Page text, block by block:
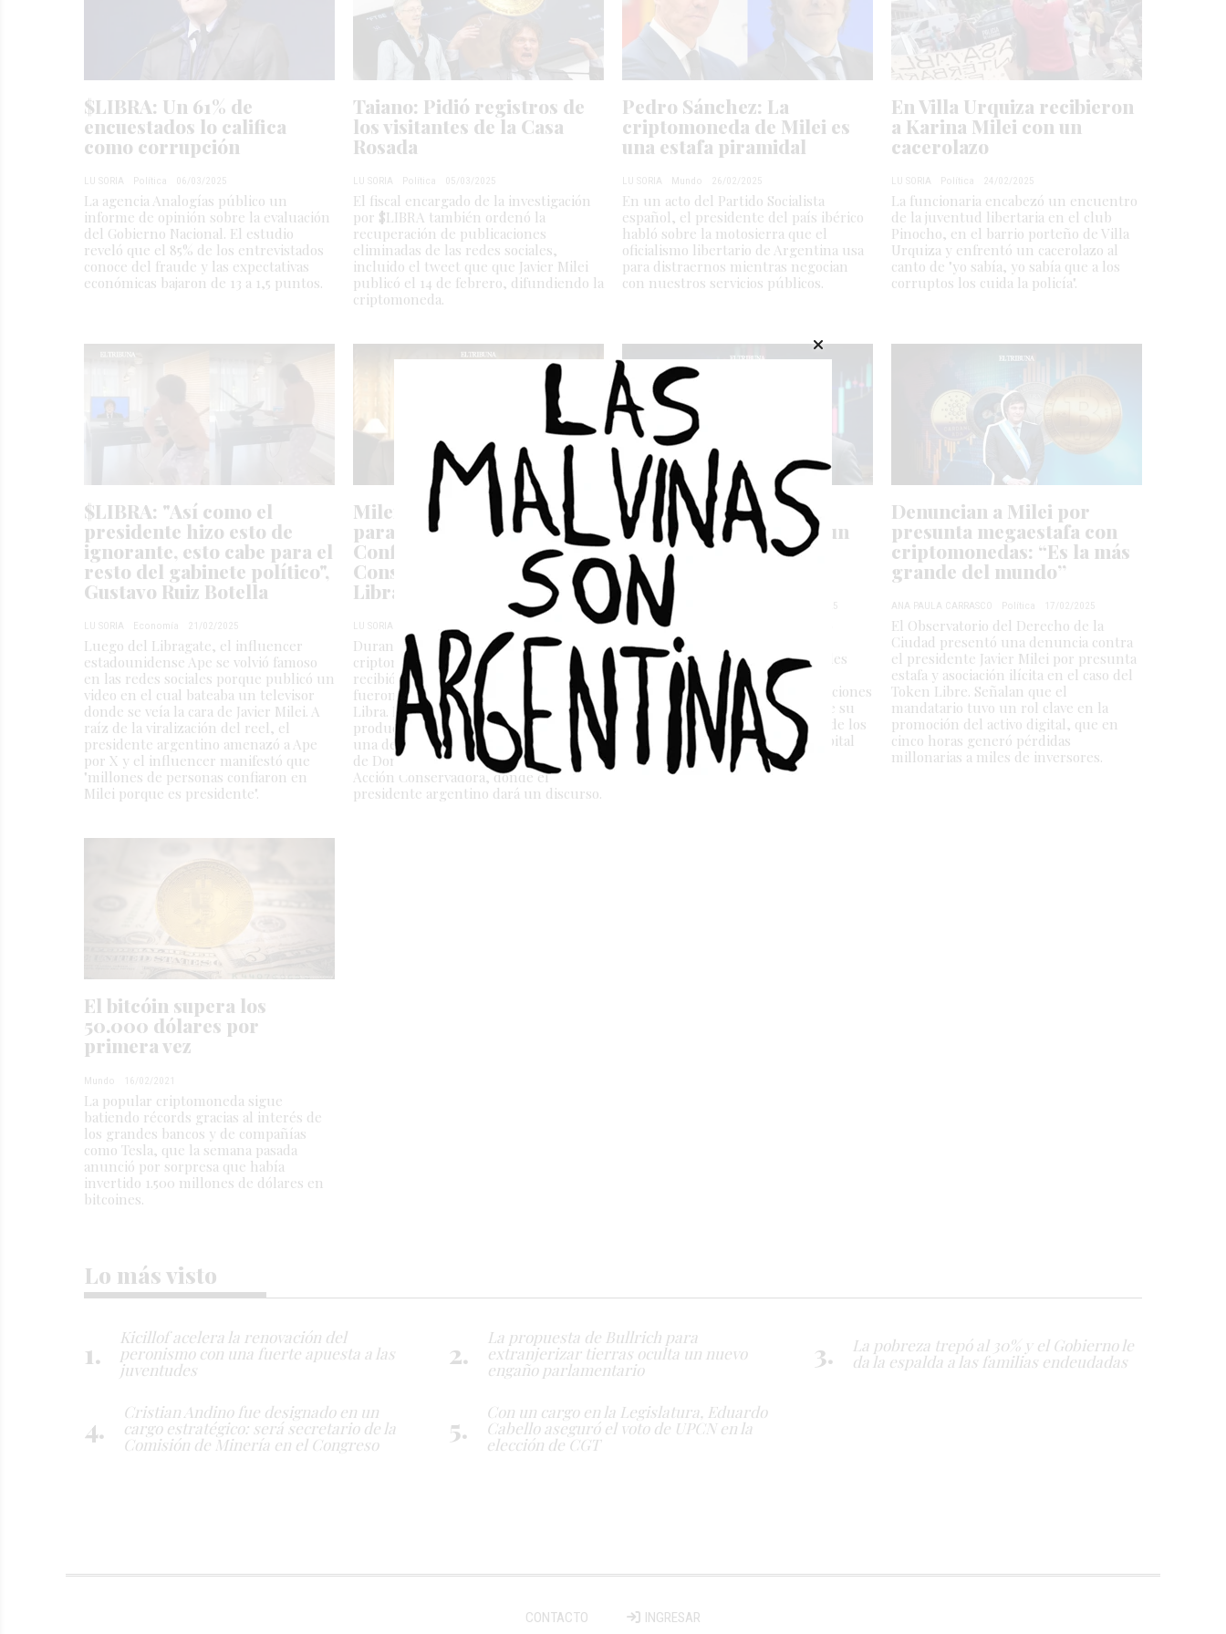
$LIBRA: Un 61% de
encuestados lo califica
como corrupción
LU SORIA Política 06/03/2025
La agencia Analogías público un
informe de opinión sobre la evaluación
del Gobierno Nacional. El estudio
reveló que el 85% de los entrevistados
conoce del fraude y las expectativas
económicas bajaron de 13 a 1,5 puntos.
Taiano: Pidió registros de
los visitantes de la Casa
Rosada
LU SORIA Política 05/03/2025
El fiscal encargado de la investigación
por $LIBRA también ordenó la
recuperación de publicaciones
eliminadas de las redes sociales,
incluido el tweet que que Javier Milei
publicó el 14 de febrero, difundiendo la
criptomoneda.
Pedro Sánchez: La
criptomoneda de Milei es
una estafa piramidal
LU SORIA Mundo 26/02/2025
En un acto del Partido Socialista
español, el presidente del país ibérico
habló sobre la motosierra que el
oficialismo libertario de Argentina usa
para distraernos mientras negocian
con nuestros servicios públicos.
En Villa Urquiza recibieron
a Karina Milei con un
cacerolazo
LU SORIA Política 24/02/2025
La funcionaria encabezó un encuentro
de la juventud libertaria en el club
Pinocho, en el barrio porteño de Villa
Urquiza y enfrentó un cacerolazo al
canto de "yo sabía, yo sabía que a los
corruptos los cuida la policía".
$LIBRA: "Así como el
presidente hizo esto de
ignorante, esto cabe para el
resto del gabinete político",
Gustavo Ruiz Botella
LU SORIA Economía 21/02/2025
Luego del Libragate, el influencer
estadounidense Ape se volvió famoso
en las redes sociales porque publicó un
video en el cual bateaba un televisor
donde se veía la cara de Javier Milei. A
raíz de la viralización del reel, el
presidente argentino amenazó a Ape
por X y el influencer manifestó que
"millones de personas confiaron en
Milei porque es presidente".
Milei viaja a Estados Unidos
para participar de la
Conferencia de Acción
Conservadora en medio del
Libragate
LU SORIA
Durante los últimos días, la
criptomoneda que Milei difundió
recibió denuncias de 200 clientes que
fueron perjudicados por invertir en
Libra. En un contexto de escándalo
producido por Libragate, Milei espera
una demostración de apoyo por parte
de Donald Trump en la Conferencia de
Acción Conservadora, donde el
presidente argentino dará un discurso.
Raúl Moreno: " El
presidente a través de un
tuit ha dinamitado la
confianza de la gente"
ANA PAULA CARRASCO 17/02/2025
El presidente, Javier Milei, quedó
envuelto en una polémica tras
recomendar un token en sus redes
sociales, lo que desató una ola de
críticas y hasta posibles investigaciones
en EE.UU. Expertos advierten que su
error podría afectar la confianza de los
inversores y frenar el flujo de capital
extranjero al país.
Denuncian a Milei por
presunta megaestafa con
criptomonedas: “Es la más
grande del mundo”
ANA PAULA CARRASCO Política 17/02/2025
El Observatorio del Derecho de la
Ciudad presentó una denuncia contra
el presidente Javier Milei por presunta
estafa y asociación ilícita en el caso del
Token Libre. Señalan que el
mandatario tuvo un rol clave en la
promoción del activo digital, que en
cinco horas generó pérdidas
millonarias a miles de inversores.
El bitcóin supera los
50.000 dólares por
primera vez
Mundo 16/02/2021
La popular criptomoneda sigue
batiendo récords gracias al interés de
los grandes bancos y de compañías
como Tesla, que la semana pasada
anunció por sorpresa que había
invertido 1.500 millones de dólares en
bitcoines.
Lo más visto
Kicillof acelera la renovación del
peronismo con una fuerte apuesta a las
juventudes
La propuesta de Bullrich para
extranjerizar tierras oculta un nuevo
engaño parlamentario
La pobreza trepó al 30% y el Gobierno le
da la espalda a las familias endeudadas
Cristian Andino fue designado en un
cargo estratégico: será secretario de la
Comisión de Minería en el Congreso
Con un cargo en la Legislatura, Eduardo
Cabello aseguró el voto de UPCN en la
elección de CGT
CONTACTO INGRESAR